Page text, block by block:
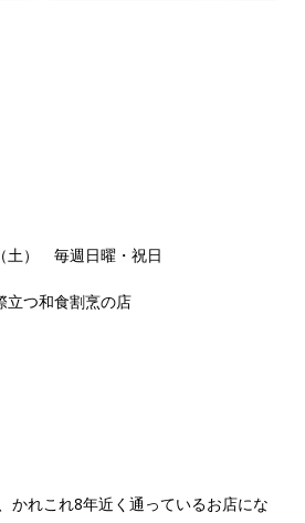
土） 毎週日曜・祝日
つ和食割烹の店
かれこれ8年近く通っているお店にな